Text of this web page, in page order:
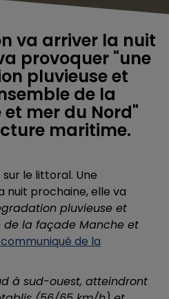
va arriver la nuit
provoquer "une
pluvieuse et
de la
mer du Nord"
maritime.
le littoral. Une
prochaine, elle va
pluvieuse et
de la façade Manche et
de la
à sud-ouest, atteindront